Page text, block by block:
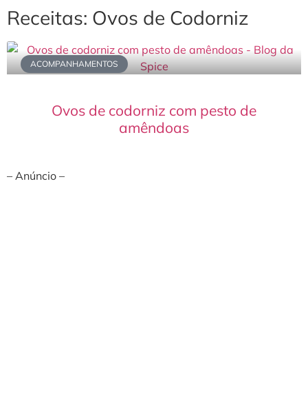
Receitas: Ovos de Codorniz
ACOMPANHAMENTOS
Ovos de codorniz com pesto de
amêndoas
– Anúncio –